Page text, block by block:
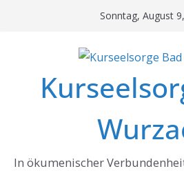
Sonntag, August
In ökumenischer